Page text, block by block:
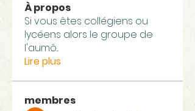
À propos
Si vous êtes collégiens ou
lycéens alors le groupe de
l'aumô...
Lire plus
membres